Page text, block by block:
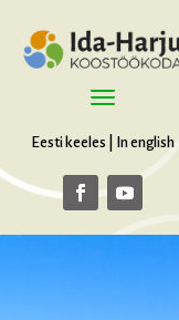
Eesti keeles In english